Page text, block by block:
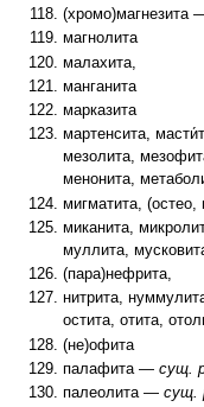
(хромо)магнезита
магнолита
малахита,
манганита
марказита
мартенсита,
мезолита,
менонита,
мигматита, (остео,
миканита,
муллита,
(пара)нефрита,
нитрита,
остита, отита,
(не)офита
палафита —сущ.
палеолита —сущ.